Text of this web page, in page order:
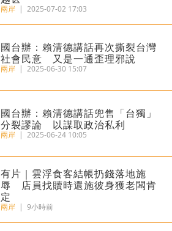
兩岸 | 2025-07-02 17:03
國台辦：賴清德講話再次撕裂台灣
社會民意 又是一通歪理邪說
兩岸 | 2025-06-30 15:07
國台辦：賴清德講話兜售「台獨」
分裂謬論 以謀取政治私利
兩岸 | 2025-06-24 10:05
​有片｜雲浮食客結帳扔錢落地施
辱 店員找贖時還施彼身獲老闆肯
定
兩岸 | 9小時前